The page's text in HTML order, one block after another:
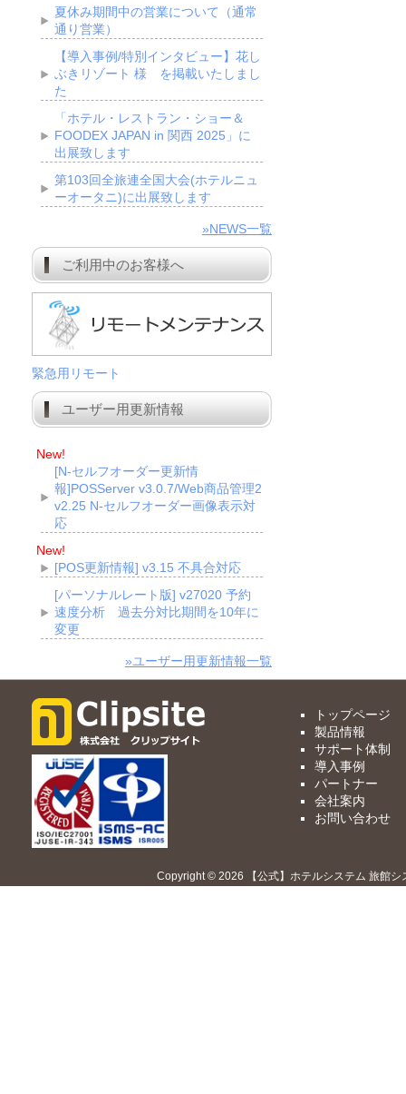
夏休み期間中の営業について（通常
通り営業）
【導入事例/特別インタビュー】花し
ぶきリゾート 様 を掲載いたしまし
た
「ホテル・レストラン・ショー＆
FOODEX JAPAN in 関西 2025」に
出展致します
第103回全旅連全国大会(ホテルニュ
ーオータニ)に出展致します
»NEWS一覧
ご利用中のお客様へ
緊急用リモート
ユーザー用更新情報
New!
[N-セルフオーダー更新情
報]POSServer v3.0.7/Web商品管理2
v2.25 N-セルフオーダー画像表示対
応
New!
[POS更新情報] v3.15 不具合対応
[パーソナルレート版] v27020 予約
速度分析 過去分対比期間を10年に
変更
»ユーザー用更新情報一覧
トップページ
製品情報
サポート体制
導入事例
パートナー
会社案内
お問い合わせ
Copyright © 2026 【公式】ホテルシステム 旅館